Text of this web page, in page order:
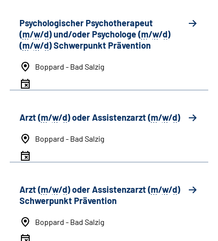
Psychologischer Psychotherapeut
(m/w/d) und/oder Psychologe (m/w/d)
(m/w/d) Schwerpunkt Prävention
Boppard - Bad Salzig
Arzt (m/w/d) oder Assistenzarzt (m/w/d)
Boppard - Bad Salzig
Arzt (m/w/d) oder Assistenzarzt (m/w/d)
Schwerpunkt Prävention
Boppard - Bad Salzig